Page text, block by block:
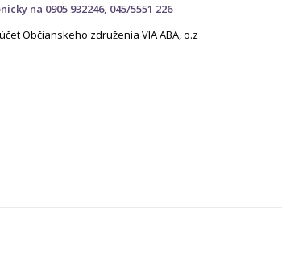
na 0905 932246, 045/5551 226
Občianskeho združenia VIA ABA, o.z